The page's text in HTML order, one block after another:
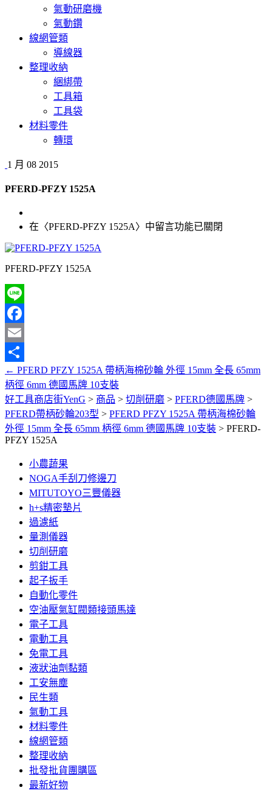
氣動研磨機
氣動鑽
線網管類
導線器
整理收納
綑綁帶
工具箱
工具袋
材料零件
轉環
1 月 08 2015
PFERD-PFZY 1525A
在〈PFERD-PFZY 1525A〉中留言功能已關閉
PFERD-PFZY 1525A
Line
Facebook
Email
分
享
← PFERD PFZY 1525A 帶柄海棉砂輪 外徑 15mm 全長 65mm
柄徑 6mm 德國馬牌 10支裝
好工具商店街YenG > 商品 > 切削研磨 > PFERD德國馬牌 >
PFERD帶柄砂輪203型 > PFERD PFZY 1525A 帶柄海棉砂輪
外徑 15mm 全長 65mm 柄徑 6mm 德國馬牌 10支裝 > PFERD-
PFZY 1525A
小農蔬果
NOGA手刮刀修邊刀
MITUTOYO三豐儀器
h+s精密墊片
過濾紙
量測儀器
切削研磨
剪鉗工具
起子扳手
自動化零件
空油壓氣缸閥類接頭馬達
電子工具
電動工具
免電工具
液狀油劑黏類
工安無塵
民生類
氣動工具
材料零件
線網管類
整理收納
批發批貨團購區
最新好物